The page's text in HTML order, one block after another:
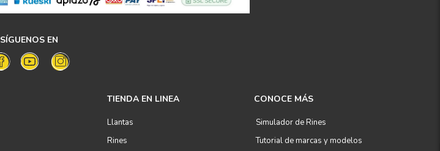
SÍGUENOS EN
TIENDA EN LINEA
Llantas
Rines
CONOCE MÁS
Simulador de Rines
Tutorial de marcas y modelos